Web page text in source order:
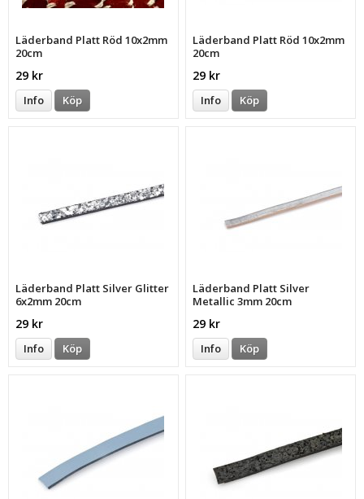
Läderband Platt Röd 10x2mm
20cm
29 kr
Info Köp
Läderband Platt Röd 10x2mm
20cm
29 kr
Info Köp
Läderband Platt Silver Glitter
6x2mm 20cm
29 kr
Info Köp
Läderband Platt Silver
Metallic 3mm 20cm
29 kr
Info Köp